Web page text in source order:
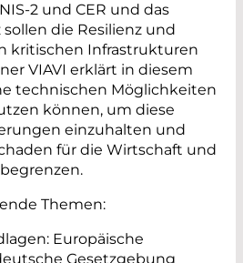
2 und CER und das
sollen die Resilienz und
kritischen Infrastrukturen
VIAVI erklärt in diesem
technischen Möglichkeiten
können, um diese
einzuhalten und
für die Wirtschaft und
Themen:
Europäische
Gesetzgebung